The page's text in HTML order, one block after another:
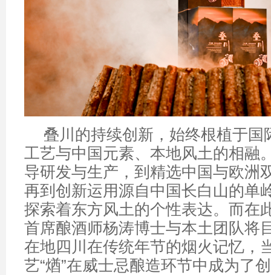
叠川的持续创新，始终根植于国
工艺与中国元素、本地风土的相融
导研发与生产，到精选中国与欧洲
再到创新运用源自中国长白山的单
探索着东方风土的个性表达。而在
首席酿酒师杨涛博士与本土团队将
在地四川在传统年节的烟火记忆，
艺“煪”在威士忌酿造环节中成为了